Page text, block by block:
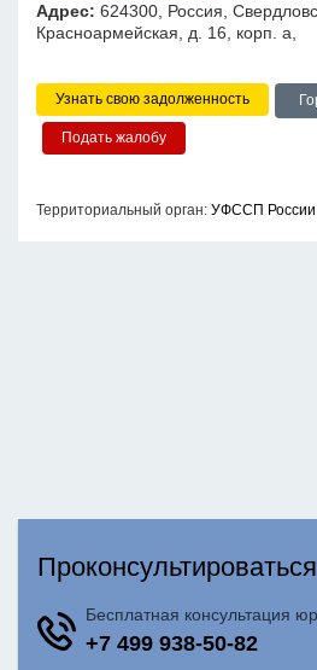
Адрес: 624300, Россия,
Красноармейская, д. 16, корп. а,
Узнать свою задолженность
Территориальный орган: УФССП России